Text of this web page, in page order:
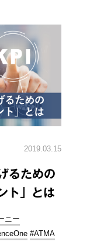
2019.03.15
るための
ト」とは
ニー
#ATMA